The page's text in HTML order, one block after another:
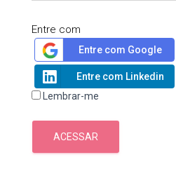
Entre com
Entre com Google
Entre com Linkedin
Lembrar-me
ACESSAR